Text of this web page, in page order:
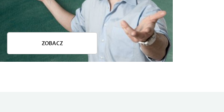
ZOBACZ